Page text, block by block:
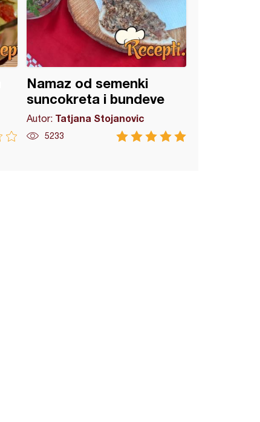
Namaz od semenki
suncokreta i bundeve
Autor: Tatjana Stojanovic
5233